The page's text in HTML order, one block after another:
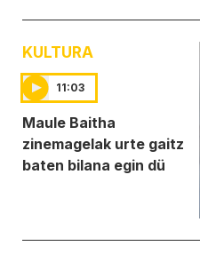
KULTURA
11:03
Maule Baitha
zinemagelak urte gaitz
baten bilana egin dü